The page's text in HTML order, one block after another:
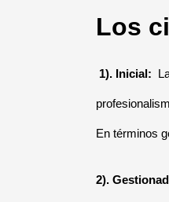
Los
1). Inicial:
En términos
2).